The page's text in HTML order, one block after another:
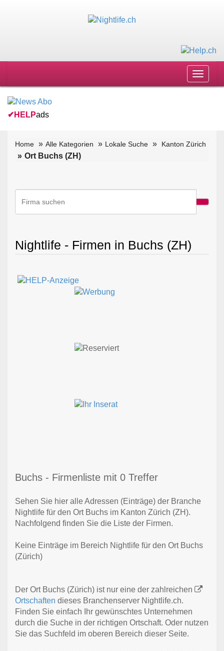
Toggle
✔ HELPads
Home Alle Kategorien Lokale Suche Kanton Zürich
Ort Buchs (ZH)
Nightlife - Firmen in Buchs (ZH)
Buchs - Firmenliste mit 0 Treffer
Sehen Sie hier alle Adressen (Einträge) der Branche
Nightlife für den Ort Buchs im Kanton Zürich (ZH).
Nachfolgend finden Sie die Liste der Firmen.
Keine Einträge im Bereich Nightlife für den Ort Buchs
(Zürich)
Der Ort Buchs (Zürich) ist nur eine der zahlreichen
Ortschaften dieses Branchenserver Nightlife.ch.
Finden Sie einfach Ihr gewünschtes Unternehmen
durch die Suche in der richtigen Ortschaft. Oder nutzen
Sie das Suchfeld im oberen Bereich dieser Seite.